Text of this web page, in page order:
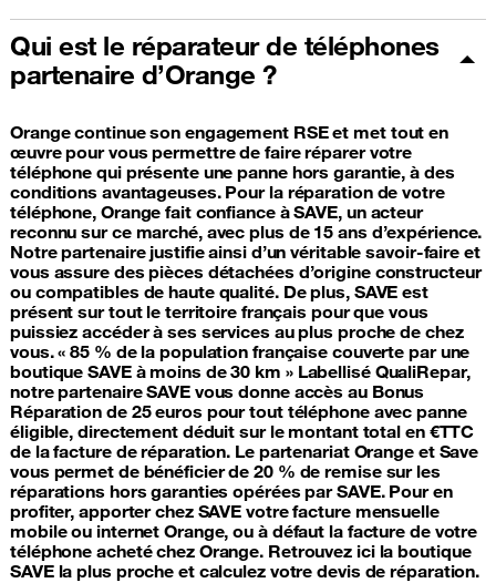
Qui est le réparateur de téléphones
partenaire d’Orange ?
Orange continue son engagement RSE et met tout en
œuvre pour vous permettre de faire réparer votre
téléphone qui présente une panne hors garantie, à des
conditions avantageuses. Pour la réparation de votre
téléphone, Orange fait confiance à SAVE, un acteur
reconnu sur ce marché, avec plus de 15 ans d’expérience.
Notre partenaire justifie ainsi d’un véritable savoir-faire et
vous assure des pièces détachées d’origine constructeur
ou compatibles de haute qualité. De plus, SAVE est
présent sur tout le territoire français pour que vous
puissiez accéder à ses services au plus proche de chez
vous. « 85 % de la population française couverte par une
boutique SAVE à moins de 30 km » Labellisé QualiRepar,
notre partenaire SAVE vous donne accès au Bonus
Réparation de 25 euros pour tout téléphone avec panne
éligible, directement déduit sur le montant total en €TTC
de la facture de réparation. Le partenariat Orange et Save
vous permet de bénéficier de 20 % de remise sur les
réparations hors garanties opérées par SAVE. Pour en
profiter, apporter chez SAVE votre facture mensuelle
mobile ou internet Orange, ou à défaut la facture de votre
téléphone acheté chez Orange. Retrouvez ici la boutique
SAVE la plus proche et calculez votre devis de réparation.